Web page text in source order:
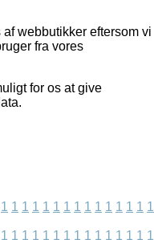
webbutikker eftersom vi
fra vores
for os at give
1 1 1 1 1 1 1 1 1 1 1 1 1 1 1
1 1 1 1 1 1 1 1 1 1 1 1 1 1 1